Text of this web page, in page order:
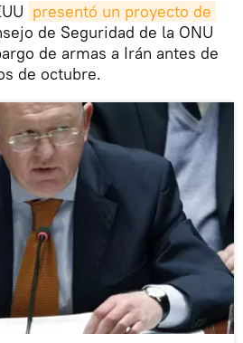
presentó un proyecto de
de Seguridad de la ONU
de armas a Irán antes de
de octubre.